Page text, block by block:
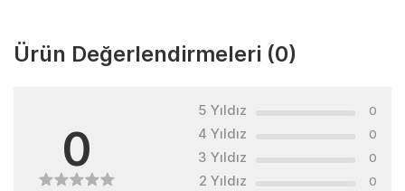
Ürün Değerlendirmeleri (0)
0
5 Yıldız 0
4 Yıldız 0
3 Yıldız 0
2 Yıldız 0